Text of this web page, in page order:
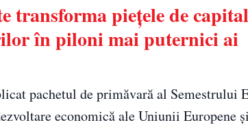
transforma piețele de
în piloni mai puternici ai
pachetul de primăvară al Semestrului
economică ale Uniunii Europene